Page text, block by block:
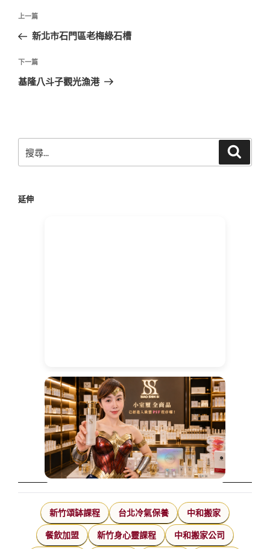
文
導
覽
上
一
文
章
上一篇
新北市石門區老梅綠石槽
下
一
下一篇
基隆八斗子觀光漁港
尋
字:
延伸
新竹頌缽課程 台北冷氣保養 中和搬家
餐飲加盟 新竹身心靈課程 中和搬家公司